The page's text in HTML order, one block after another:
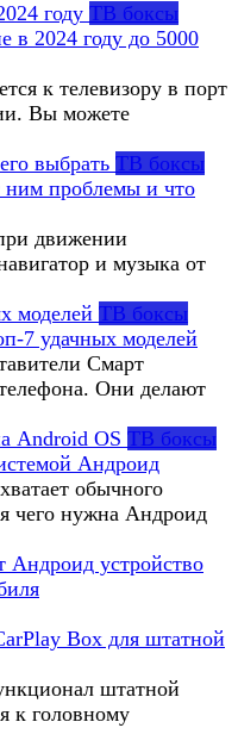
ТВ боксы
в 2024 году до 5000
к телевизору в порт
Вы можете
ТВ боксы
ним проблемы и что
движении
и музыка от
ТВ боксы
7 удачных моделей
Смарт
Они делают
ТВ боксы
Андроид
обычного
чего нужна Андроид
Box для штатной
штатной
к головному